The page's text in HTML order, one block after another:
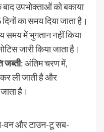
उपभोक्ताओं को बकाया
का समय दिया जाता है।
समय में भुगतान नहीं किया
जारी किया जाता है।
जब्ती: अंतिम चरण में,
कर ली जाती है और
है।
वन और टाउन-टू सब-